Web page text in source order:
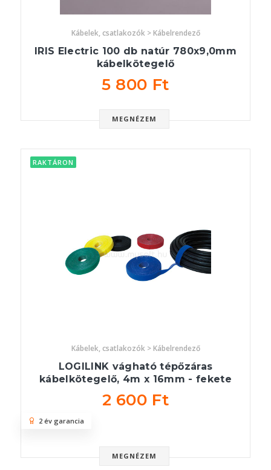
Kábelek, csatlakozók > Kábelrendező
IRIS Electric 100 db natúr 780x9,0mm
kábelkötegelő
5 800 Ft
MEGNÉZEM
RAKTÁRON
Kábelek, csatlakozók > Kábelrendező
LOGILINK vágható tépőzáras
kábelkötegelő, 4m x 16mm - fekete
2 600 Ft
MEGNÉZEM
2 év garancia